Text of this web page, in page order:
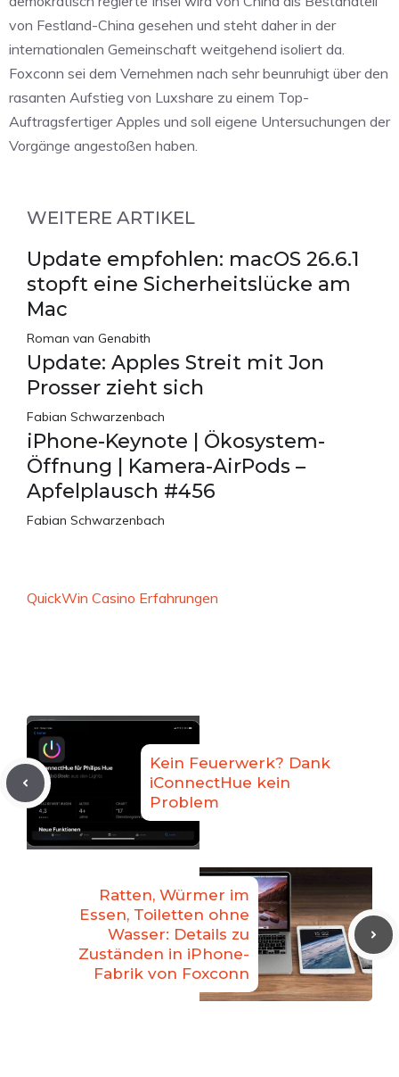
von Festland-China gesehen und steht daher in der
internationalen Gemeinschaft weitgehend isoliert da.
Foxconn sei dem Vernehmen nach sehr beunruhigt über den
rasanten Aufstieg von Luxshare zu einem Top-
Auftragsfertiger Apples und soll eigene Untersuchungen der
Vorgänge angestoßen haben.
WEITERE ARTIKEL
Update empfohlen: macOS 26.6.1
stopft eine Sicherheitslücke am
Mac
Roman van Genabith
Update: Apples Streit mit Jon
Prosser zieht sich
Fabian Schwarzenbach
iPhone-Keynote | Ökosystem-
Öffnung | Kamera-AirPods –
Apfelplausch #456
Fabian Schwarzenbach
QuickWin Casino Erfahrungen
Kein Feuerwerk? Dank
iConnectHue kein
Problem
Ratten, Würmer im
Essen, Toiletten ohne
Wasser: Details zu
Zuständen in iPhone-
Fabrik von Foxconn